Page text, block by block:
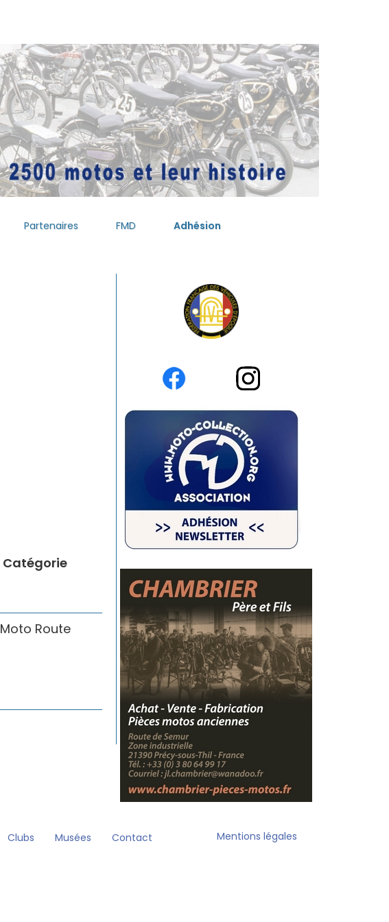
Partenaires FMD Adhésion
Catégorie
Moto Route
Clubs Musées Contact Mentions légales